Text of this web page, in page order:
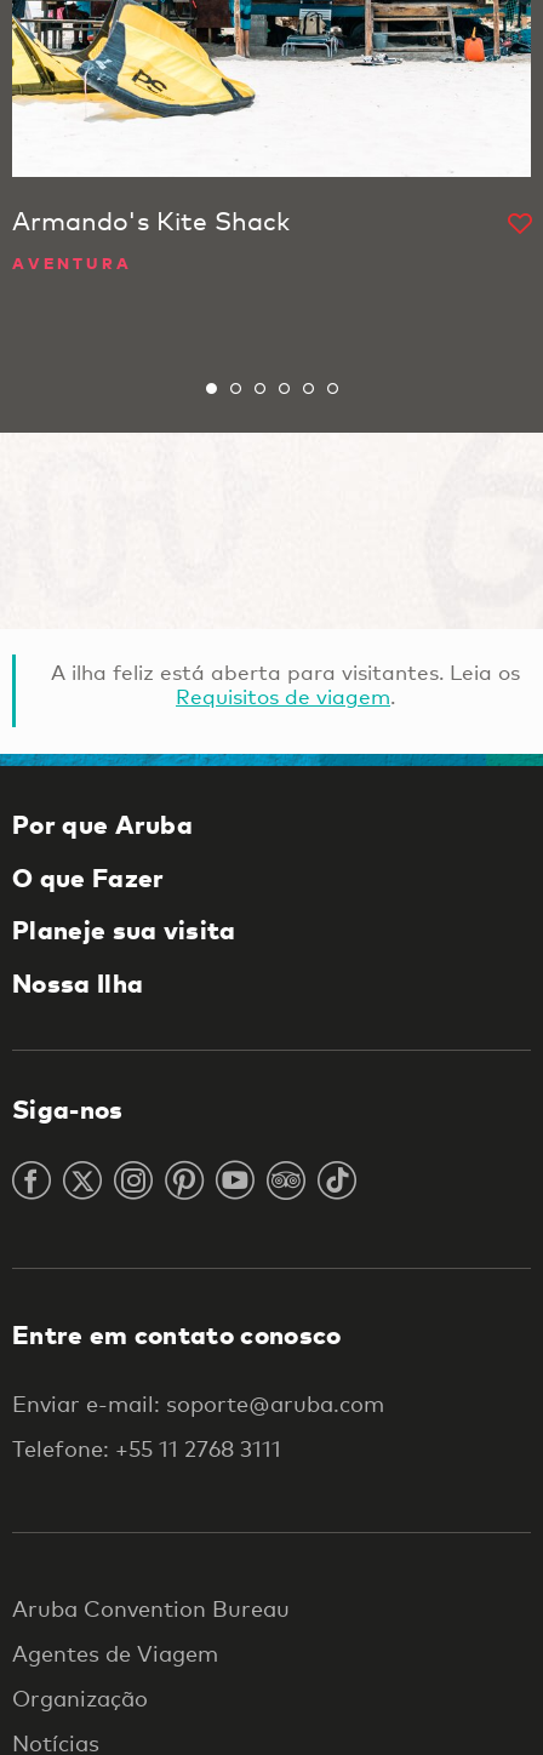
Armando's Kite Shack
AVENTURA
A ilha feliz está aberta para visitantes. Leia os
Requisitos de viagem.
Por que Aruba
O que Fazer
Planeje sua visita
Nossa Ilha
Siga-nos
Entre em contato conosco
Enviar e-mail: soporte@aruba.com
Telefone: +55 11 2768 3111
Aruba Convention Bureau
Agentes de Viagem
Organização
Notícias